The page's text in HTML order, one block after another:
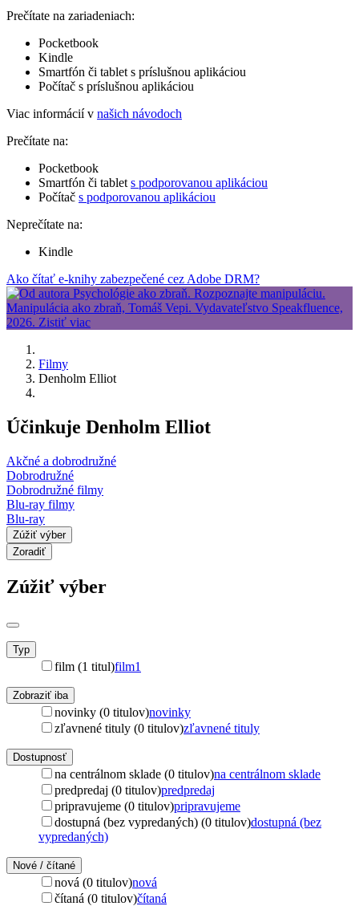
Prečítate na zariadeniach:
Pocketbook
Kindle
Smartfón či tablet s príslušnou aplikáciou
Počítač s príslušnou aplikáciou
Viac informácií v našich návodoch
Prečítate na:
Pocketbook
Smartfón či tablet s podporovanou aplikáciou
Počítač s podporovanou aplikáciou
Neprečítate na:
Kindle
Ako čítať e-knihy zabezpečené cez Adobe DRM?
Filmy
Denholm Elliot
Účinkuje Denholm Elliot
Akčné a dobrodružné
Dobrodružné
Dobrodružné filmy
Blu-ray filmy
Blu-ray
Zúžiť výber
Zoradiť
Zúžiť výber
Typ
film (1 titul)film1
Zobraziť iba
novinky (0 titulov)novinky
zľavnené tituly (0 titulov)zľavnené tituly
Dostupnosť
na centrálnom sklade (0 titulov)na centrálnom sklade
predpredaj (0 titulov)predpredaj
pripravujeme (0 titulov)pripravujeme
dostupná (bez vypredaných) (0 titulov)dostupná (bez
vypredaných)
Nové / čítané
nová (0 titulov)nová
čítaná (0 titulov)čítaná